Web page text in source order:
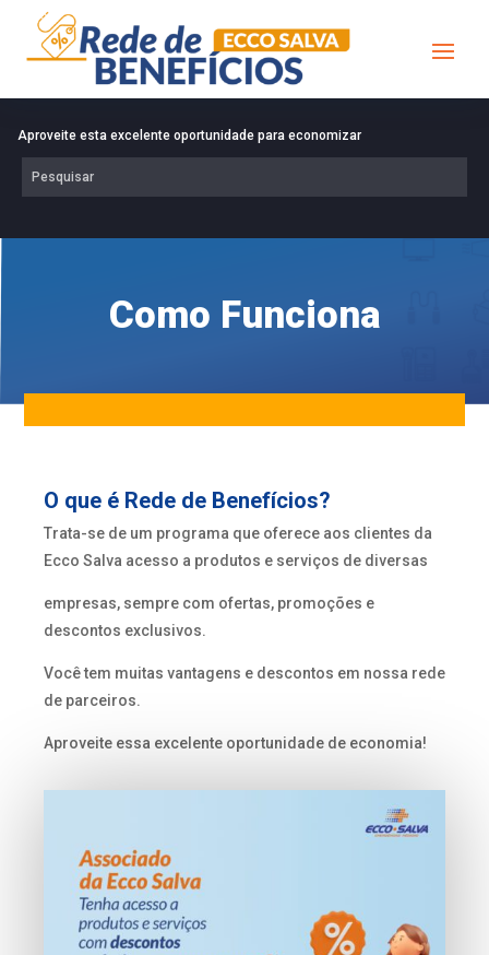
Aproveite esta excelente oportunidade para economizar
Como Funciona
O que é Rede de Benefícios?
Trata-se de um programa que oferece aos clientes da
Ecco Salva acesso a produtos e serviços de diversas
empresas, sempre com ofertas, promoções e
descontos exclusivos.
Você tem muitas vantagens e descontos em nossa rede
de parceiros.
Aproveite essa excelente oportunidade de economia!